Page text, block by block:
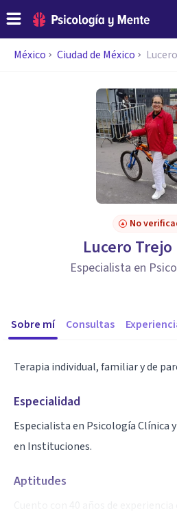
México Ciudad de México
No
Lucero
Especialista en
Sobre mí Consultas
Terapia individual, familiar y de
Especialidad
Especialista en Psicología Clínica
en Instituciones.
Aptitudes